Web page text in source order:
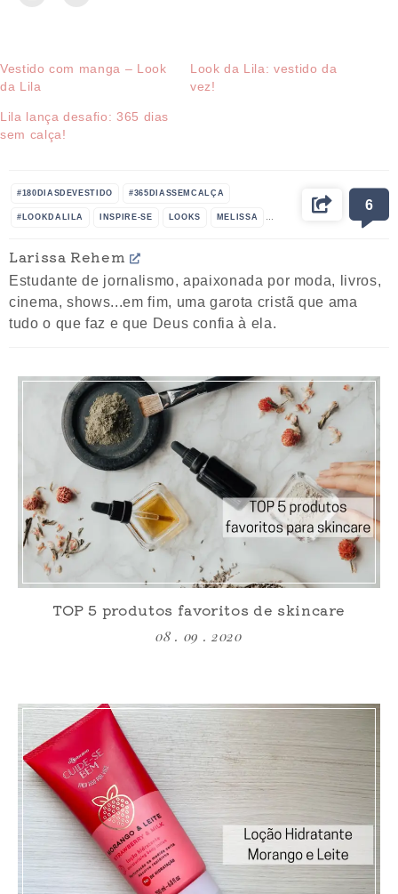
Vestido com manga – Look
da Lila
Look da Lila: vestido da
vez!
Lila lança desafio: 365 dias
sem calça!
#180DIASDEVESTIDO #365DIASSEMCALÇA
#LOOKDALILA INSPIRE-SE LOOKS MELISSA
6
Larissa Rehem
Estudante de jornalismo, apaixonada por moda, livros,
cinema, shows...em fim, uma garota cristã que ama
tudo o que faz e que Deus confia à ela.
TOP 5 produtos favoritos de skincare
08 . 09 . 2020